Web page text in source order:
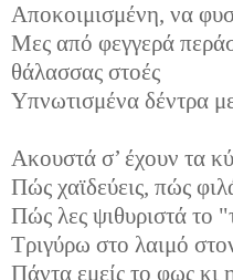
Αποκοιμισμένη, να
Μες από φεγγερά
θάλασσας στοές
Υπνωτισμένα δέντρα
Ακουστά σ’ έχουν τα
Πώς χαϊδεύεις, πώς
Πώς λες ψιθυριστά το
Τριγύρω στο λαιμό
Πάντα εμείς το φως κι